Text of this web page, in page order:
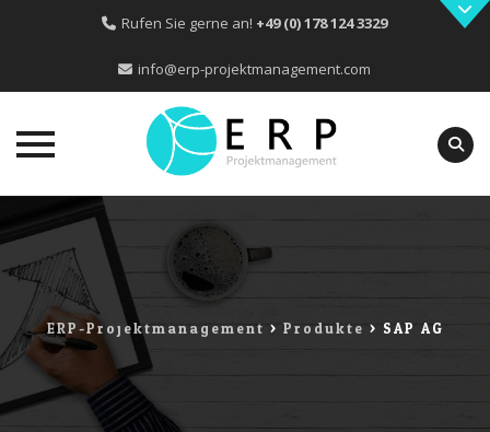
Rufen Sie gerne an! +49 (0) 178 124 3329
info@erp-projektmanagement.com
to
content
ERP-Projektmanagement > Produkte > SAP AG